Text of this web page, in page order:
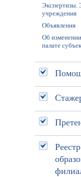
Экспертизы.
учреждения
Объявления
Об
палате